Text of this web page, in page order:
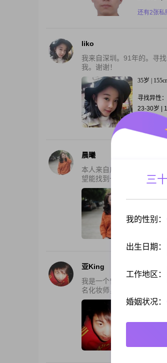
还有2张私
liko
我来自深圳。91年的。寻
我。谢谢！
35岁 |
寻找异性：
23-30岁 |
晨曦
本人来自广西，在深圳已
望能找到一个积极上进有
27-37岁 |
亚King
我是一个曾经过受伤的人
名化妆师，在深圳工作。
40岁 |
寻找异性：
24-26岁 |
还有2张私
三
我的性别：
出生日期：
工作地区：
婚姻状况：